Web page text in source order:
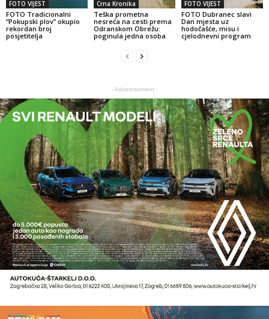
FOTO VIJEST
FOTO Tradicionalni
“Pokupski plov” okupio
rekordan broj
posjetitelja
Crna Kronika
Teška prometna
nesreća na cesti prema
Odranskom Obrežu:
poginula jedna osoba
FOTO VIJEST
FOTO Dubranec slavi
Dan mjesta uz
hodočašće, misu i
cjelodnevni program
- Advertisement -